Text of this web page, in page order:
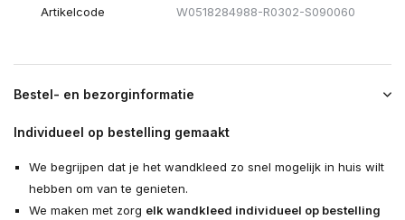
Artikelcode W0518284988-R0302-S090060
Bestel- en bezorginformatie
Individueel op bestelling gemaakt
We begrijpen dat je het wandkleed zo snel mogelijk in huis wilt
hebben om van te genieten.
We maken met zorg elk wandkleed individueel op bestelling